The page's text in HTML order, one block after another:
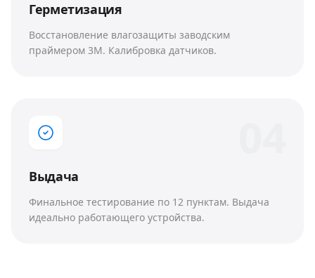
Герметизация
Восстановление влагозащиты заводским
праймером 3M. Калибровка датчиков.
Выдача
Финальное тестирование по 12 пунктам. Выдача
идеально работающего устройства.